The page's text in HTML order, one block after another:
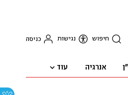
חיפוש נגישות כניסה
אנרגיה עוד